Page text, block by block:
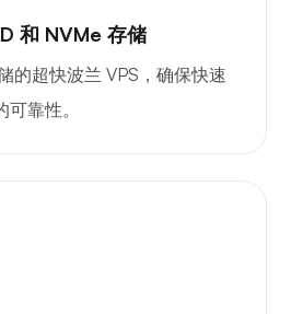
和 NVMe 存储
的超快波兰 VPS，确保快速
靠性。